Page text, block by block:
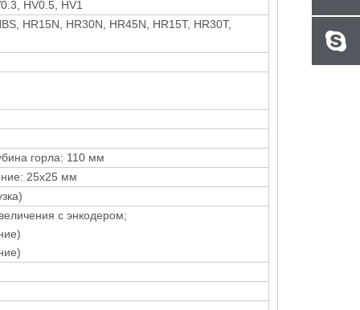
HV0.5, HV1
HR15N, HR30N, HR45N, HR15T, HR30T,
горла: 110 мм
25x25 мм
с энкодером;